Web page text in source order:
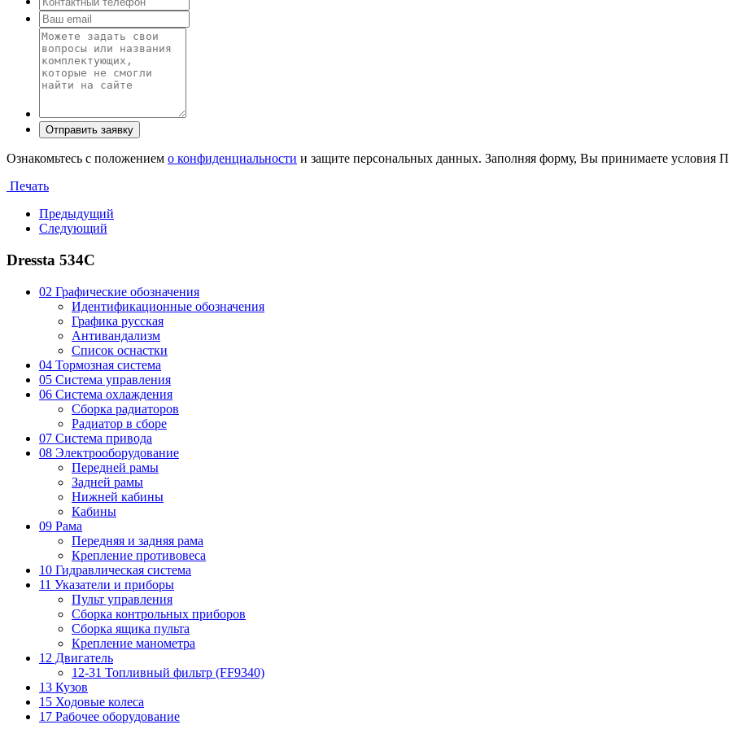
Ознакомьтесь с положением о конфиденциальности и защите персональных данных. Заполняя форму, Вы принимаете условия
Печать
Предыдущий
Следующий
Dressta 534C
02 Графические обозначения
Идентификационные обозначения
Графика русская
Антивандализм
Список оснастки
04 Тормозная система
05 Система управления
06 Система охлаждения
Сборка радиаторов
Радиатор в сборе
07 Система привода
08 Электрооборудование
Передней рамы
Задней рамы
Нижней кабины
Кабины
09 Рама
Передняя и задняя рама
Крепление противовеса
10 Гидравлическая система
11 Указатели и приборы
Пульт управления
Сборка контрольных приборов
Сборка ящика пульта
Крепление манометра
12 Двигатель
12-31 Топливный фильтр (FF9340)
13 Кузов
15 Ходовые колеса
17 Рабочее оборудование